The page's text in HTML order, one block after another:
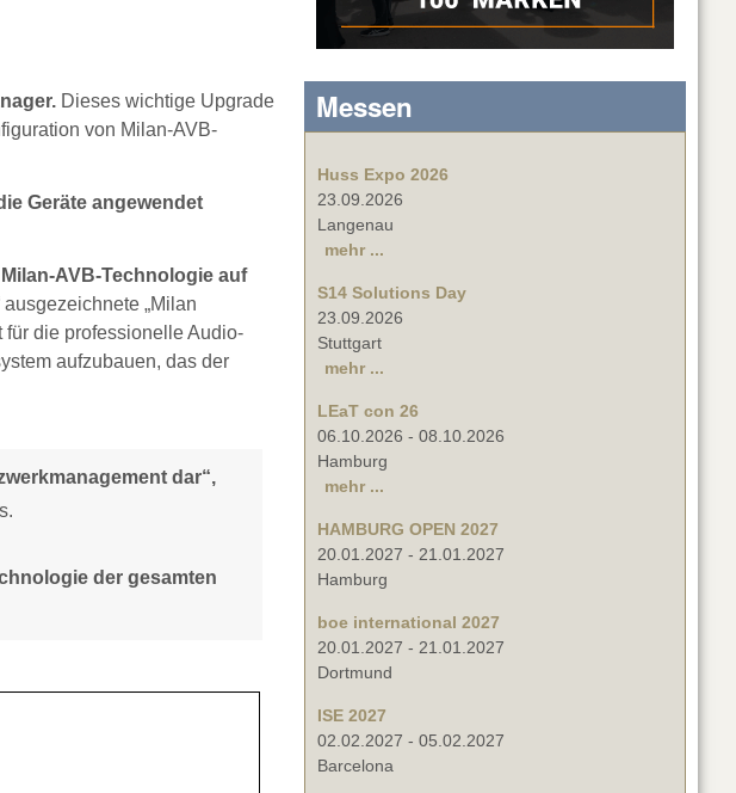
Dieses wichtige Upgrade
von Milan-AVB-
Geräte angewendet
AVB-Technologie auf
„Milan
die professionelle Audio-
aufzubauen, das der
dar“,
der gesamten
Messen
Huss Expo 2026
23.09.2026
Langenau
mehr ...
S14 Solutions Day
23.09.2026
Stuttgart
mehr ...
LEaT con 26
06.10.2026 - 08.10.2026
Hamburg
mehr ...
HAMBURG OPEN 2027
20.01.2027 - 21.01.2027
Hamburg
boe international 2027
20.01.2027 - 21.01.2027
Dortmund
ISE 2027
02.02.2027 - 05.02.2027
Barcelona